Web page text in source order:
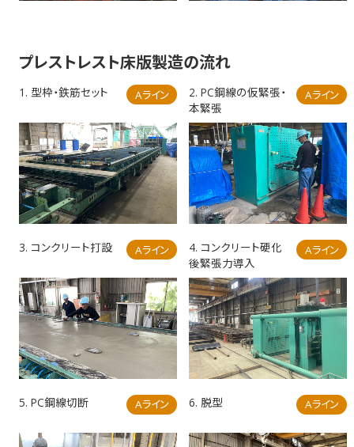
プレストレスト床版製造の流れ
1. 型枠・鉄筋セット Aライン
2. PC鋼線の仮緊張・
本緊張
Aライン
3. コンクリート打設 Aライン
4. コンクリート硬化
後緊張力導入
Aライン
5. PC鋼線切断 Aライン 6. 脱型 Aライン